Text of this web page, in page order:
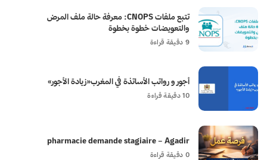
تتبع ملفات CNOPS: معرفة حالة ملف المرض
والتعويضات خطوة بخطوة
9 دقيقة قراءة
أجور و رواتب الأساتذة في المغرب«زيادة الأجور»
10 دقيقة قراءة
pharmacie demande stagiaire – Agadir
0 دقيقة قراءة